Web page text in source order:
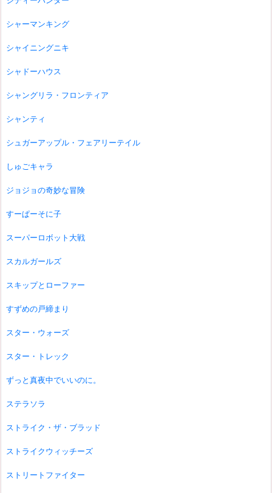
シャーマンキング
シャイニングニキ
シャドーハウス
シャングリラ・フロンティア
シャンティ
シュガーアップル・フェアリーテイル
しゅごキャラ
ジョジョの奇妙な冒険
すーぱーそに子
スーパーロボット大戦
スカルガールズ
スキップとローファー
すずめの戸締まり
スター・ウォーズ
スター・トレック
ずっと真夜中でいいのに。
ステラソラ
ストライク・ザ・ブラッド
ストライクウィッチーズ
ストリートファイター